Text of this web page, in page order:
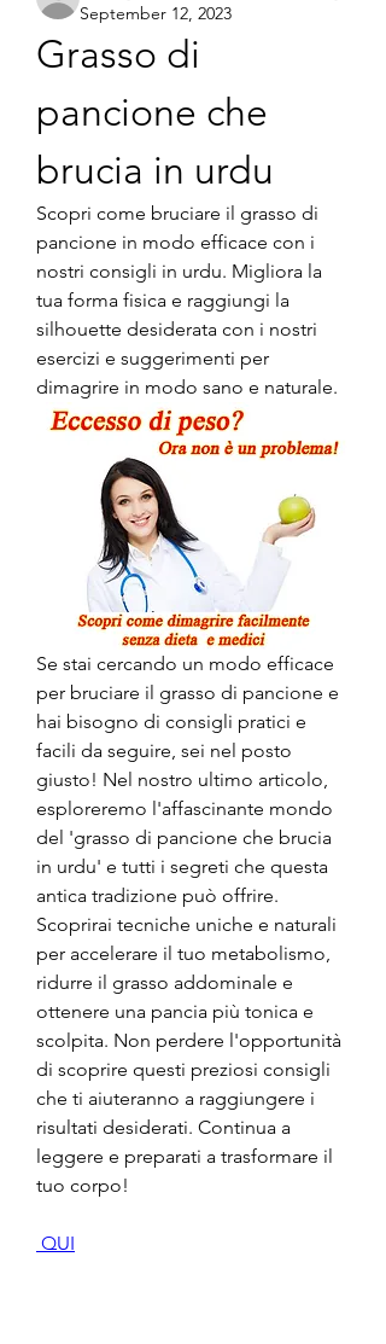
September 12, 2023
Grasso di
pancione che
brucia in urdu
Scopri come bruciare il grasso di
pancione in modo efficace con i
nostri consigli in urdu. Migliora la
tua forma fisica e raggiungi la
silhouette desiderata con i nostri
esercizi e suggerimenti per
dimagrire in modo sano e naturale.
Se stai cercando un modo efficace
per bruciare il grasso di pancione e
hai bisogno di consigli pratici e
facili da seguire, sei nel posto
giusto! Nel nostro ultimo articolo,
esploreremo l'affascinante mondo
del 'grasso di pancione che brucia
in urdu' e tutti i segreti che questa
antica tradizione può offrire.
Scoprirai tecniche uniche e naturali
per accelerare il tuo metabolismo,
ridurre il grasso addominale e
ottenere una pancia più tonica e
scolpita. Non perdere l'opportunità
di scoprire questi preziosi consigli
che ti aiuteranno a raggiungere i
risultati desiderati. Continua a
leggere e preparati a trasformare il
tuo corpo!
QUI